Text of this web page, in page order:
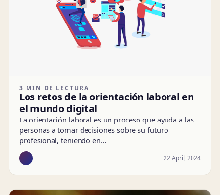
3 MIN DE LECTURA
Los retos de la orientación laboral en
el mundo digital
La orientación laboral es un proceso que ayuda a las
personas a tomar decisiones sobre su futuro
profesional, teniendo en…
22 April, 2024